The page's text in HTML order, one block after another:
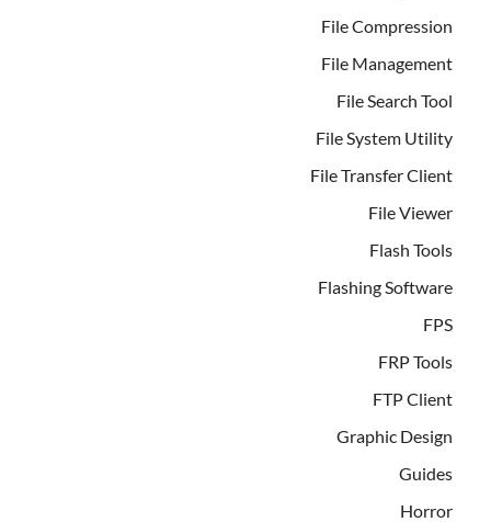
File Compression
File Management
File Search Tool
File System Utility
File Transfer Client
File Viewer
Flash Tools
Flashing Software
FPS
FRP Tools
FTP Client
Graphic Design
Guides
Horror